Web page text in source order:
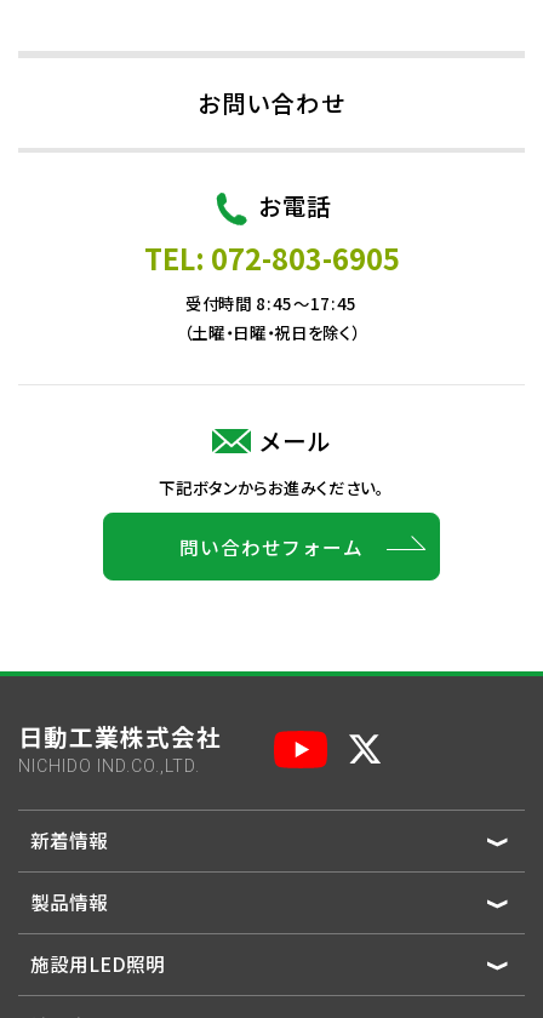
お問い合わせ
お電話
TEL: 072-803-6905
受付時間 8:45～17:45
（土曜・日曜・祝日を除く）
メール
下記ボタンからお進みください。
問い合わせフォーム
日動工業株式会社
NICHIDO IND.CO.,LTD.
新着情報
製品情報
施設用LED照明